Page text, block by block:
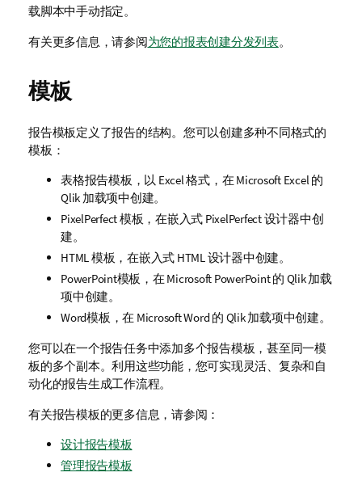
载脚本中手动指定。
有关更多信息，请参阅为您的报表创建分发列表。
模板
报告模板定义了报告的结构。您可以创建多种不同格式的
模板：
表格报告模板，以 Excel格式，在 Microsoft Excel 的
Qlik 加载项中创建。
PixelPerfect模板，在嵌入式 PixelPerfect设计器中创
建。
HTML 模板，在嵌入式 HTML 设计器中创建。
PowerPoint模板，在 Microsoft PowerPoint的 Qlik加载
项中创建。
Word模板，在 Microsoft Word 的 Qlik加载项中创建。
您可以在一个报告任务中添加多个报告模板，甚至同一模
板的多个副本。利用这些功能，您可实现灵活、复杂和自
动化的报告生成工作流程。
有关报告模板的更多信息，请参阅：
设计报告模板
管理报告模板